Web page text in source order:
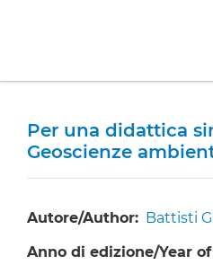
Per una didattica
Geoscienze
Autore/Author
Battisti
Anno di edizione/Year